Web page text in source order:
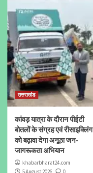
उत्तराखंड
कांवड़ यात्रा के दौरान पीईटी
बोतलों के संग्रह एवं रीसाइक्लिंग
को बढ़ावा देगा अनूठा जन-
जागरूकता अभियान
khabarbharat24.com
5 August 2026
0